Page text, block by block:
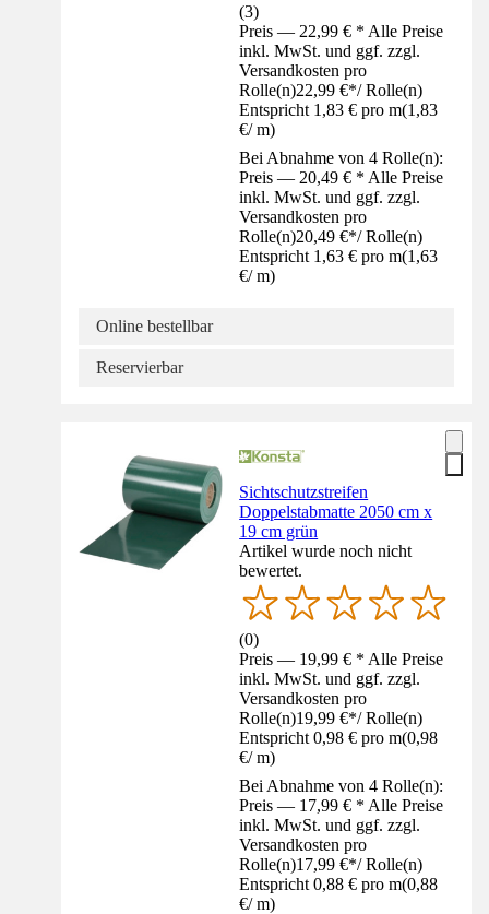
(3)
Preis — 22,99 € * Alle Preise
inkl. MwSt. und ggf. zzgl.
Versandkosten pro
Rolle(n)22,99 €*/ Rolle(n)
Entspricht 1,83 € pro m(1,83
€/ m)
Bei Abnahme von 4 Rolle(n):
Preis — 20,49 € * Alle Preise
inkl. MwSt. und ggf. zzgl.
Versandkosten pro
Rolle(n)20,49 €*/ Rolle(n)
Entspricht 1,63 € pro m(1,63
€/ m)
Online bestellbar
Reservierbar
Sichtschutzstreifen
Doppelstabmatte 2050 cm x
19 cm grün
Artikel wurde noch nicht
bewertet.
(0)
Preis — 19,99 € * Alle Preise
inkl. MwSt. und ggf. zzgl.
Versandkosten pro
Rolle(n)19,99 €*/ Rolle(n)
Entspricht 0,98 € pro m(0,98
€/ m)
Bei Abnahme von 4 Rolle(n):
Preis — 17,99 € * Alle Preise
inkl. MwSt. und ggf. zzgl.
Versandkosten pro
Rolle(n)17,99 €*/ Rolle(n)
Entspricht 0,88 € pro m(0,88
€/ m)